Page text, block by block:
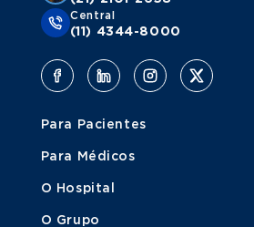
Central
(11) 4344-8000
Para Pacientes
Para Médicos
O Hospital
O Grupo